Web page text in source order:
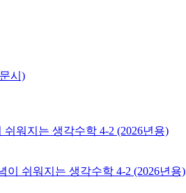
시)
이 쉬워지는 생각수학 4-2 (2026년용)